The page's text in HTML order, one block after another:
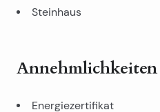
Steinhaus
Annehmlichkeiten
Energiezertifikat